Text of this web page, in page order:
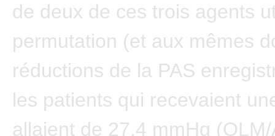
de deux de ces trois agents
permutation (et aux mêmes
réductions de la PAS
les patients qui recevaient
allaient de 27,4 mmHg